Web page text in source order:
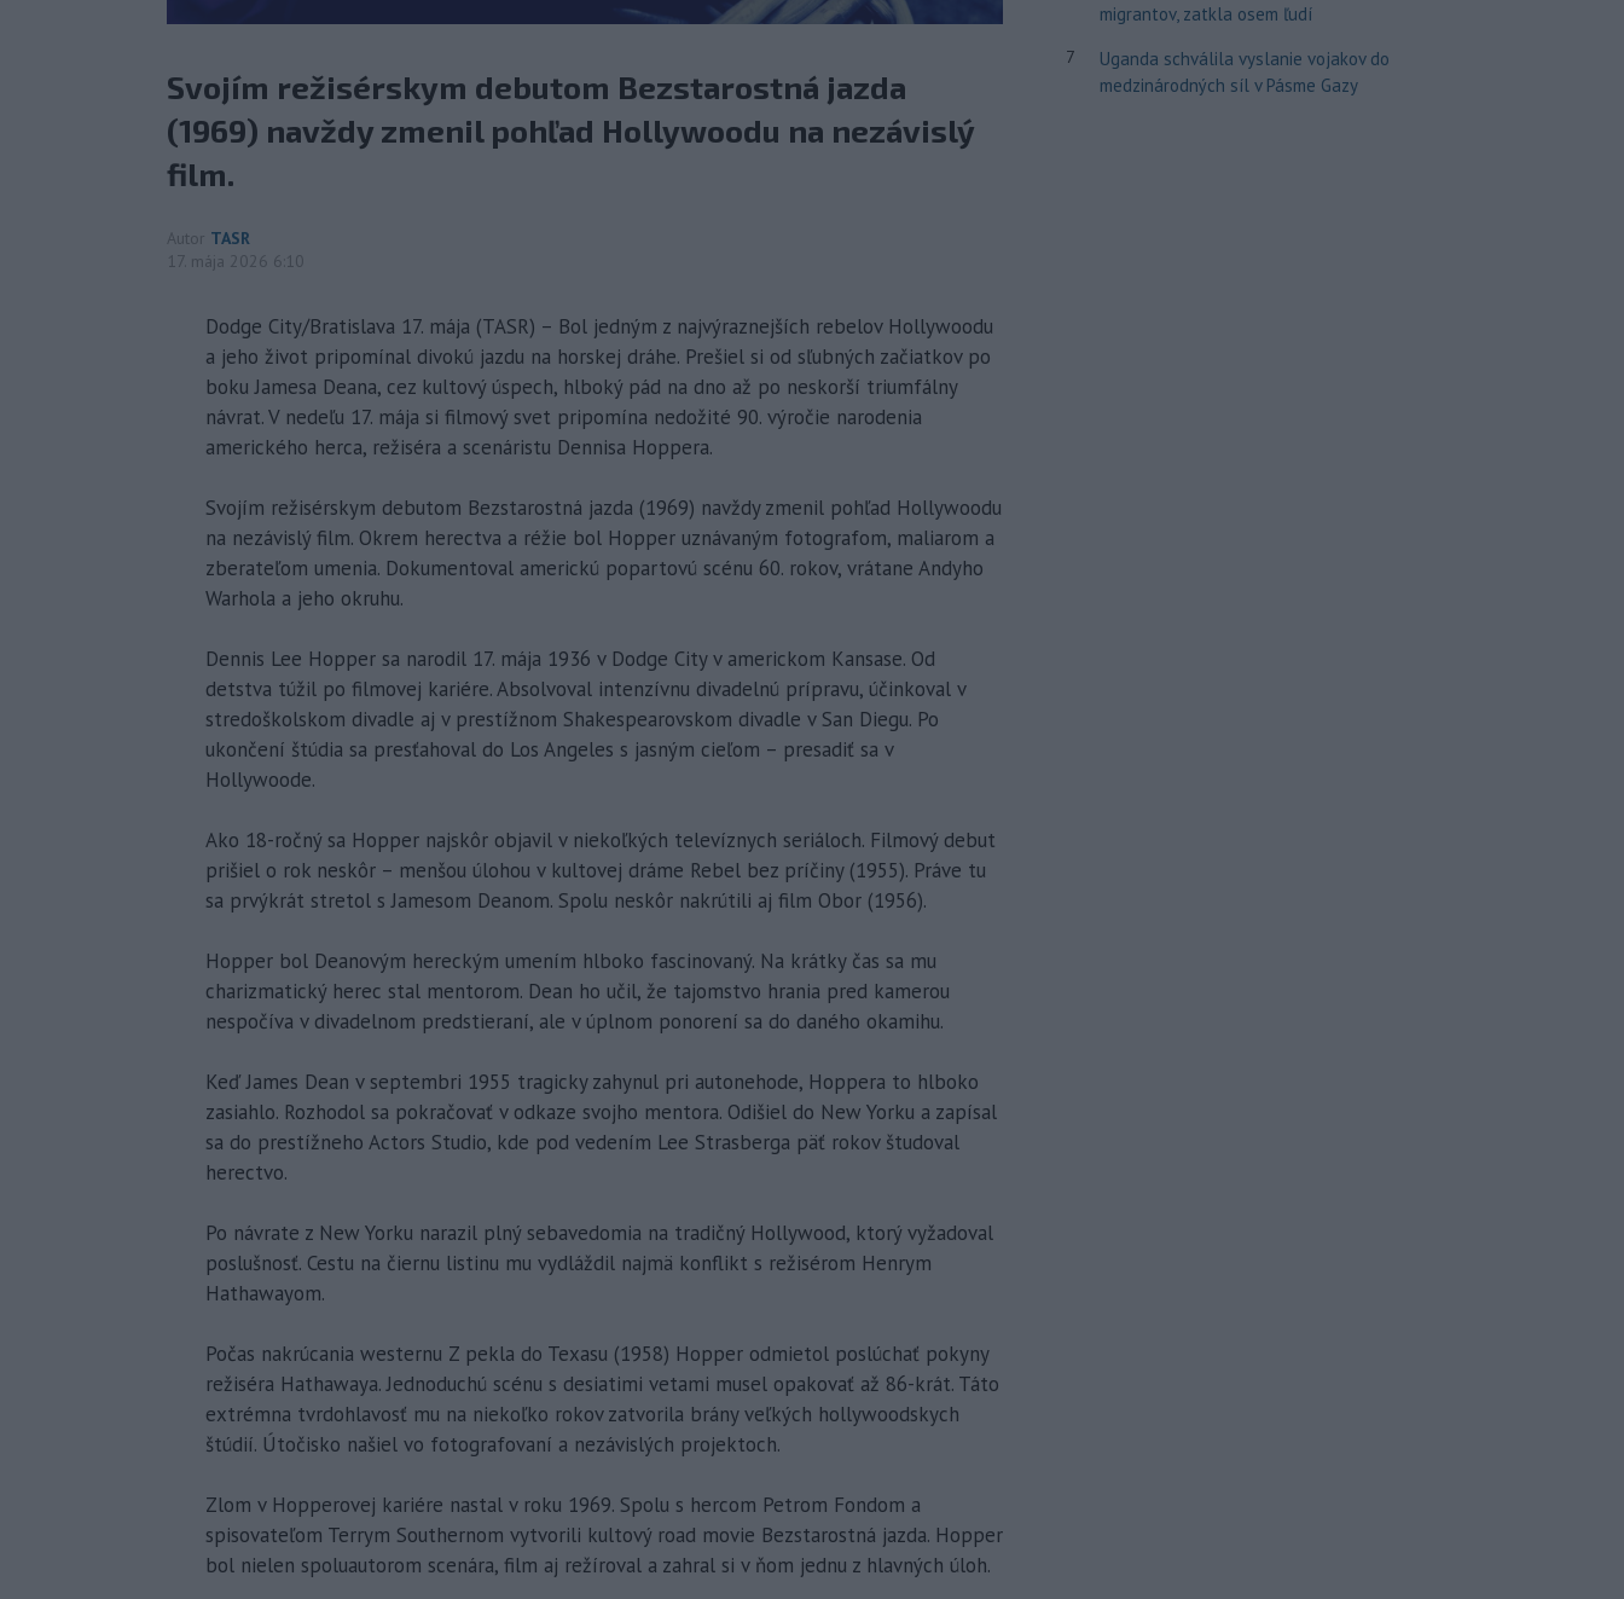
Svojím režisérskym debutom Bezstarostná jazda
(1969) navždy zmenil pohľad Hollywoodu na nezávislý
film.
Autor TASR
17. mája 2026 6:10
Dodge City/Bratislava 17. mája (TASR) – Bol jedným z najvýraznejších rebelov Hollywoodu
a jeho život pripomínal divokú jazdu na horskej dráhe. Prešiel si od sľubných začiatkov po
boku Jamesa Deana, cez kultový úspech, hlboký pád na dno až po neskorší triumfálny
návrat. V nedeľu 17. mája si filmový svet pripomína nedožité 90. výročie narodenia
amerického herca, režiséra a scenáristu Dennisa Hoppera.
Svojím režisérskym debutom Bezstarostná jazda (1969) navždy zmenil pohľad Hollywoodu
na nezávislý film. Okrem herectva a réžie bol Hopper uznávaným fotografom, maliarom a
zberateľom umenia. Dokumentoval americkú popartovú scénu 60. rokov, vrátane Andyho
Warhola a jeho okruhu.
Dennis Lee Hopper sa narodil 17. mája 1936 v Dodge City v americkom Kansase. Od
detstva túžil po filmovej kariére. Absolvoval intenzívnu divadelnú prípravu, účinkoval v
stredoškolskom divadle aj v prestížnom Shakespearovskom divadle v San Diegu. Po
ukončení štúdia sa presťahoval do Los Angeles s jasným cieľom – presadiť sa v
Hollywoode.
Ako 18-ročný sa Hopper najskôr objavil v niekoľkých televíznych seriáloch. Filmový debut
prišiel o rok neskôr – menšou úlohou v kultovej dráme Rebel bez príčiny (1955). Práve tu
sa prvýkrát stretol s Jamesom Deanom. Spolu neskôr nakrútili aj film Obor (1956).
Hopper bol Deanovým hereckým umením hlboko fascinovaný. Na krátky čas sa mu
charizmatický herec stal mentorom. Dean ho učil, že tajomstvo hrania pred kamerou
nespočíva v divadelnom predstieraní, ale v úplnom ponorení sa do daného okamihu.
Keď James Dean v septembri 1955 tragicky zahynul pri autonehode, Hoppera to hlboko
zasiahlo. Rozhodol sa pokračovať v odkaze svojho mentora. Odišiel do New Yorku a zapísal
sa do prestížneho Actors Studio, kde pod vedením Lee Strasberga päť rokov študoval
herectvo.
Po návrate z New Yorku narazil plný sebavedomia na tradičný Hollywood, ktorý vyžadoval
poslušnosť. Cestu na čiernu listinu mu vydláždil najmä konflikt s režisérom Henrym
Hathawayom.
Počas nakrúcania westernu Z pekla do Texasu (1958) Hopper odmietol poslúchať pokyny
režiséra Hathawaya. Jednoduchú scénu s desiatimi vetami musel opakovať až 86-krát. Táto
extrémna tvrdohlavosť mu na niekoľko rokov zatvorila brány veľkých hollywoodskych
štúdií. Útočisko našiel vo fotografovaní a nezávislých projektoch.
Zlom v Hopperovej kariére nastal v roku 1969. Spolu s hercom Petrom Fondom a
spisovateľom Terrym Southernom vytvorili kultový road movie Bezstarostná jazda. Hopper
bol nielen spoluautorom scenára, film aj režíroval a zahral si v ňom jednu z hlavných úloh.
migrantov, zatkla osem ľudí
7
Uganda schválila vyslanie vojakov do
medzinárodných síl v Pásme Gazy